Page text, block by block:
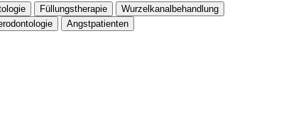
Füllungstherapie
Wurzelkanalbehandlung
Angstpatienten